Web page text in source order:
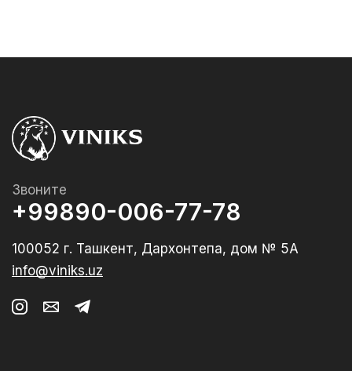
Звоните
+99890-006-77-78
100052 г. Ташкент, Дархонтепа, дом № 5А
info@viniks.uz